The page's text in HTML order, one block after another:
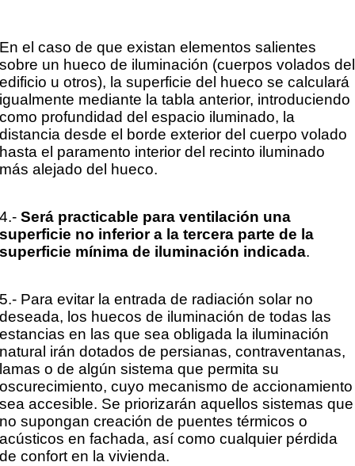
En el caso de que existan elementos salientes
sobre un hueco de iluminación (cuerpos volados del
edificio u otros), la superficie del hueco se calculará
igualmente mediante la tabla anterior, introduciendo
como profundidad del espacio iluminado, la
distancia desde el borde exterior del cuerpo volado
hasta el paramento interior del recinto iluminado
más alejado del hueco.
4.-Será practicable para ventilación una
superficie no inferior a la tercera parte de la
superficie mínima de iluminación indicada.
5.- Para evitar la entrada de radiación solar no
deseada, los huecos de iluminación de todas las
estancias en las que sea obligada la iluminación
natural irán dotados de persianas, contraventanas,
lamas o de algún sistema que permita su
oscurecimiento, cuyo mecanismo de accionamiento
sea accesible. Se priorizarán aquellos sistemas que
no supongan creación de puentes térmicos o
acústicos en fachada, así como cualquier pérdida
de confort en la vivienda.